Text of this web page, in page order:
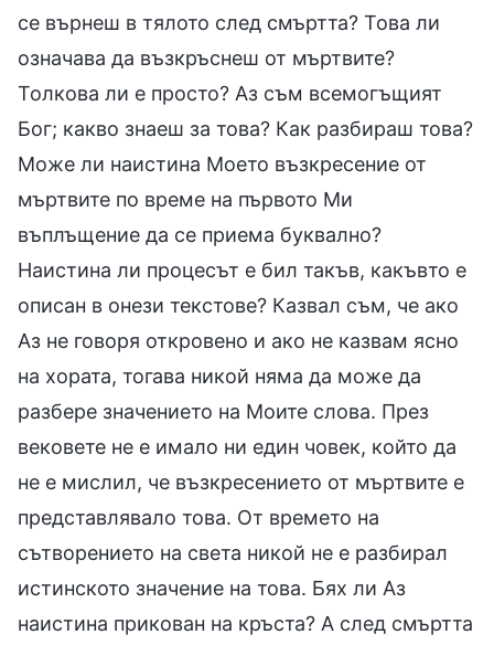
се върнеш в тялото след смъртта? Това ли
означава да възкръснеш от мъртвите?
Толкова ли е просто? Аз съм всемогъщият
Бог; какво знаеш за това? Как разбираш това?
Може ли наистина Моето възкресение от
мъртвите по време на първото Ми
въплъщение да се приема буквално?
Наистина ли процесът е бил такъв, какъвто е
описан в онези текстове? Казвал съм, че ако
Аз не говоря откровено и ако не казвам ясно
на хората, тогава никой няма да може да
разбере значението на Моите слова. През
вековете не е имало ни един човек, който да
не е мислил, че възкресението от мъртвите е
представлявало това. От времето на
сътворението на света никой не е разбирал
истинското значение на това. Бях ли Аз
наистина прикован на кръста? А след смъртта